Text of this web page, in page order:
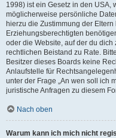
1998) ist ein Gesetz in den USA,
möglicherweise persönliche
hierzu die Zustimmung der
Erziehungsberechtigten
oder die Website, auf der du
rechtlichen Beistand zu Rate.
Besitzer dieses Boards keine
Anlaufstelle für
unter der Frage „An wen soll ich
juristische Anfragen zu diesem
Nach oben
Warum kann ich mich nicht